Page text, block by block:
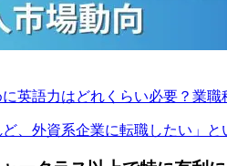
英語力はどれくらい必要？業職
ど、外資系企業に転職したい」